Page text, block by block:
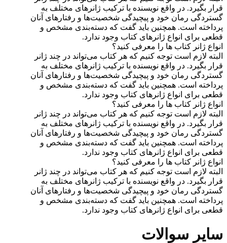
قرار بگیرد. در واقع نویسنده با ترکیب ژانرهای مختلف به
گستردگی رمان خود و پیچیدگی شخصیت‌ها و رفتارهای آنان
پرداخته است. همچنین باید گفت که دسته‌بندی مشخص و
قطعی برای انواع ژانرهای کتاب وجود ندارد.
انواع ژانر کتاب ها را معرفی کنید؟
البته لازم است توجه کنیم که هر کتاب می‌تواند در چند ژانر
قرار بگیرد. در واقع نویسنده با ترکیب ژانرهای مختلف به
گستردگی رمان خود و پیچیدگی شخصیت‌ها و رفتارهای آنان
پرداخته است. همچنین باید گفت که دسته‌بندی مشخص و
قطعی برای انواع ژانرهای کتاب وجود ندارد.
انواع ژانر کتاب ها را معرفی کنید؟
البته لازم است توجه کنیم که هر کتاب می‌تواند در چند ژانر
قرار بگیرد. در واقع نویسنده با ترکیب ژانرهای مختلف به
گستردگی رمان خود و پیچیدگی شخصیت‌ها و رفتارهای آنان
پرداخته است. همچنین باید گفت که دسته‌بندی مشخص و
قطعی برای انواع ژانرهای کتاب وجود ندارد.
انواع ژانر کتاب ها را معرفی کنید؟
البته لازم است توجه کنیم که هر کتاب می‌تواند در چند ژانر
قرار بگیرد. در واقع نویسنده با ترکیب ژانرهای مختلف به
گستردگی رمان خود و پیچیدگی شخصیت‌ها و رفتارهای آنان
پرداخته است. همچنین باید گفت که دسته‌بندی مشخص و
قطعی برای انواع ژانرهای کتاب وجود ندارد.
سایر سوالات